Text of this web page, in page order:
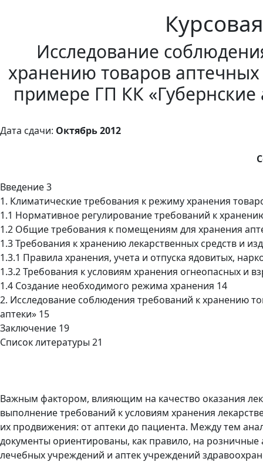
Курсовая
Исследование
хранению товаров
примере ГП КК
Дата сдачи: Октябрь 2012
Введение 3
1. Климатические требования к режиму хранения
1.1 Нормативное регулирование требований к
1.2 Общие требования к помещениям для хранения
1.3 Требования к хранению лекарственных средств и
1.3.1 Правила хранения, учета и отпуска ядовитых,
1.3.2 Требования к условиям хранения огнеопасных и
1.4 Создание необходимого режима хранения 14
2. Исследование соблюдения требований к хранению
аптеки» 15
Заключение 19
Список литературы 21
Важным фактором, влияющим на качество оказания
выполнение требований к условиям хранения
их продвижения: от аптеки до пациента. Между тем
документы ориентированы, как правило, на
лечебных учреждений и аптек учреждений